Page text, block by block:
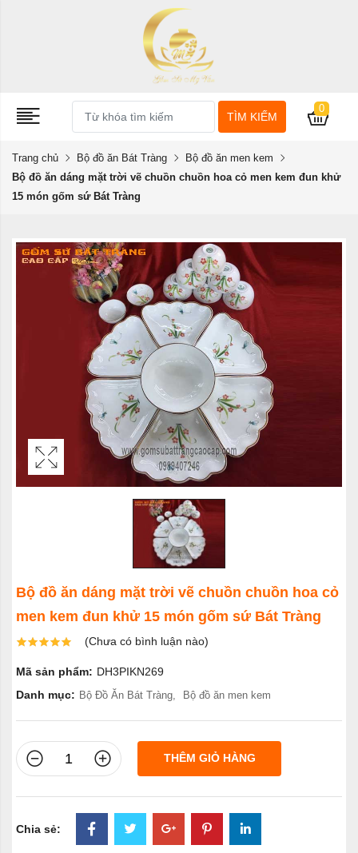
TÌM KIẾM
0
Trang chủ Bộ đồ ăn Bát Tràng
Bộ đồ ăn men kem
Bộ đồ ăn dáng mặt trời vẽ chuồn chuồn hoa cỏ men kem đun khử
15 món gốm sứ Bát Tràng
Bộ đồ ăn dáng mặt trời vẽ chuồn chuồn hoa cỏ
men kem đun khử 15 món gốm sứ Bát Tràng
(Chưa có bình luận nào)
Mã sản phẩm: DH3PIKN269
Danh mục: Bộ Đồ Ăn Bát Tràng, Bộ đồ ăn men kem
THÊM GIỎ HÀNG
Chia sẻ: